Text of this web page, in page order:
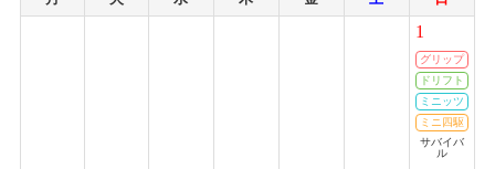
2019/02/18
TVアニメ「ガーリー・エアフォース」特別企画『グリペン役・森嶋優
TVアニメ「ガーリー・エアフォース」特別企画『グリペン役・森嶋優
カテゴリ：ラジコン
1
グリップ
ドリフト
ミニッツ
ミニ四駆
サバイバ
ル